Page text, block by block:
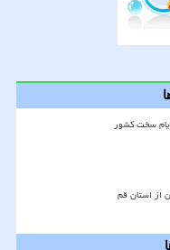
سخت کشور
از استان قم